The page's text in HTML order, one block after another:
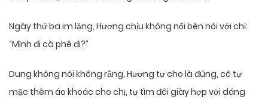
Ngày thứ ba im lặng, Hương chịu không nổi bèn nói với chị:
“Mình đi cà phê đi?”
Dung không nói không rằng, Hương tự cho là đúng, cô tự
mặc thêm áo khoác cho chị, tự tìm đôi giày hợp với dáng